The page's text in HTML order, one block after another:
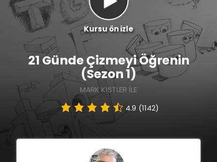
Türkçe Kursu ön izle
21 Günde Çizmeyi Öğrenin
(Sezon 1)
MARK KISTLER ILE
4.9 (1142)